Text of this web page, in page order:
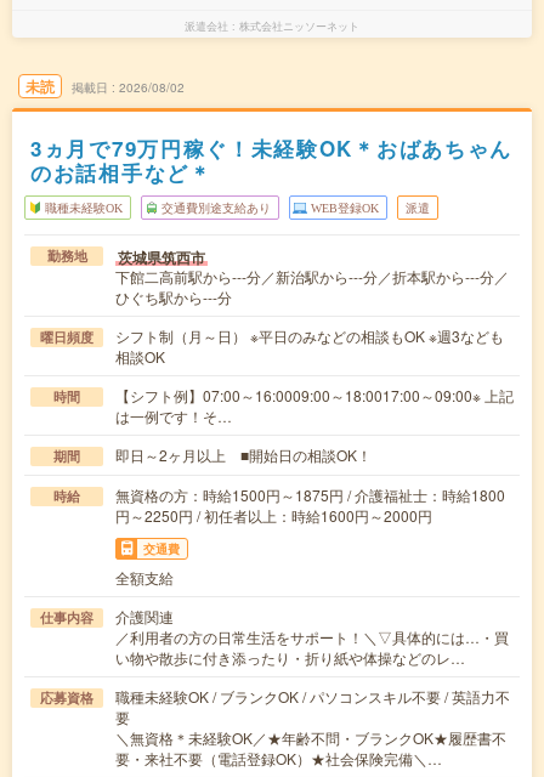
派遣会社 株式会社ニッソーネット
未読 掲載日 2026/08/02
3ヵ月で79万円稼ぐ！未経験OK＊おばあちゃん
のお話相手など＊
職種未経験OK 交通費別途支給あり WEB登録OK 派遣
勤務地 茨城県筑西市
下館二高前駅から---分／新治駅から---分／折本駅から---分／
ひぐち駅から---分
曜日頻度
シフト制（月～日） ※平日のみなどの相談もOK ※週3なども
相談OK
時間
【シフト例】07:00～16:0009:00～18:0017:00～09:00※ 上記
は一例です！そ…
期間 即日～2ヶ月以上 ■開始日の相談OK！
時給
無資格の方：時給1500円～1875円 / 介護福祉士：時給1800
円～2250円 / 初任者以上：時給1600円～2000円
交通費
全額支給
仕事内容
介護関連
／利用者の方の日常生活をサポート！＼▽具体的には…・買
い物や散歩に付き添ったり・折り紙や体操などのレ…
応募資格
職種未経験OK / ブランクOK / パソコンスキル不要 / 英語力不
要
＼無資格＊未経験OK／★年齢不問・ブランクOK★履歴書不
要・来社不要（電話登録OK）★社会保険完備＼…